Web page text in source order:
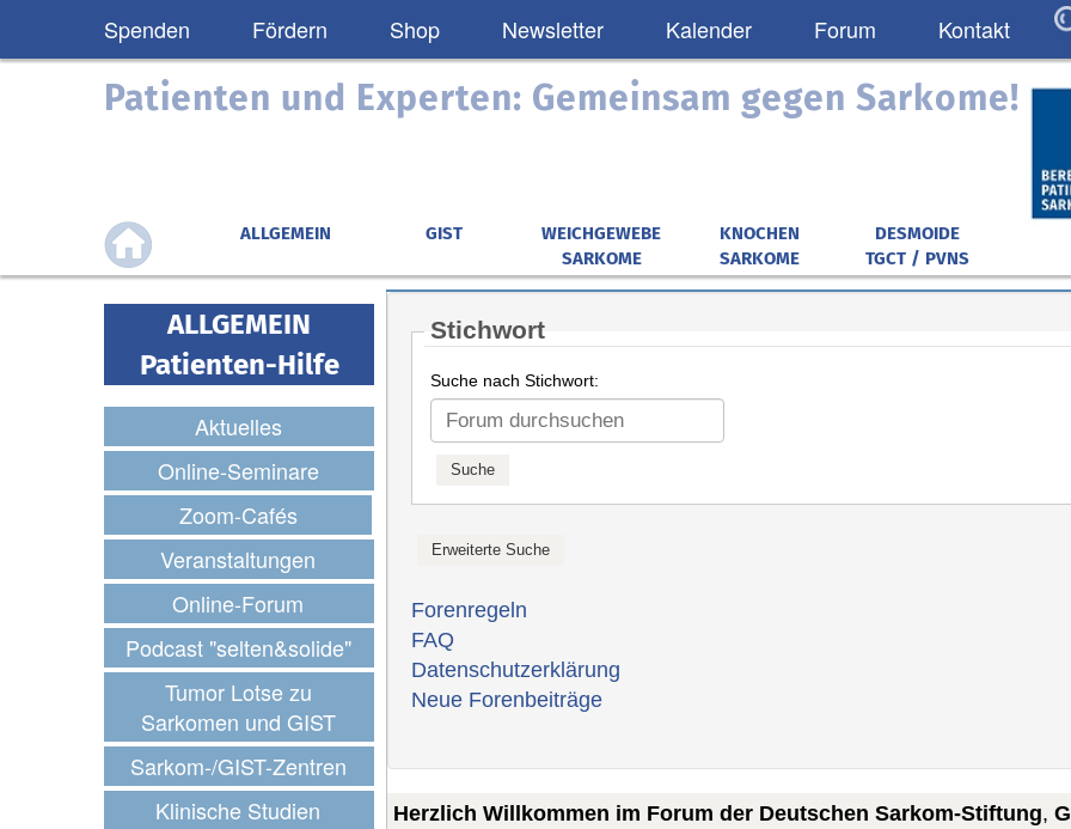
Spenden Fördern Shop Newsletter Kalender Forum Kontakt
Patienten und Experten: Gemeinsam gegen Sarkome!
ALLGEMEIN GIST
WEICHGEWEBE
SARKOME
KNOCHEN
SARKOME
DESMOIDE
TGCT / PVNS
ALLGEMEIN
Patienten-Hilfe
Aktuelles
Online-Seminare
Zoom-Cafés
Veranstaltungen
Online-Forum
Podcast "selten&solide"
Tumor Lotse zu
Sarkomen und GIST
Sarkom-/GIST-Zentren
Klinische Studien
Stichwort
Suche nach Stichwort:
Forenregeln
FAQ
Datenschutzerklärung
Neue Forenbeiträge
Herzlich Willkommen im Forum der Deutschen Sarkom-Stiftung,